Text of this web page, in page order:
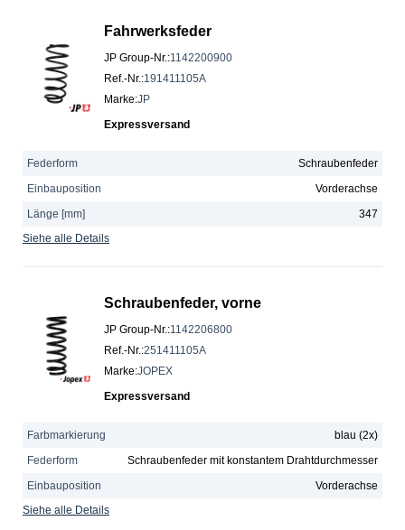
Fahrwerksfeder
JP Group-Nr.:1142200900
Ref.-Nr.:191411105A
Marke:JP
Expressversand
Federform
Schraubenfeder
Einbauposition
Vorderachse
Länge [mm]
347
Siehe alle Details
Schraubenfeder, vorne
JP Group-Nr.:1142206800
Ref.-Nr.:251411105A
Marke:JOPEX
Expressversand
Farbmarkierung
blau (2x)
Federform
Schraubenfeder mit konstantem Drahtdurchmesser
Einbauposition
Vorderachse
Siehe alle Details